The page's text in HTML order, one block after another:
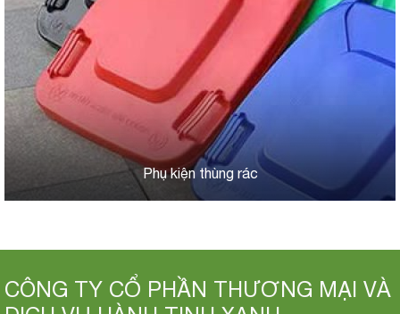
Phụ kiện thùng rác
CÔNG TY CỔ PHẦN THƯƠNG MẠI VÀ